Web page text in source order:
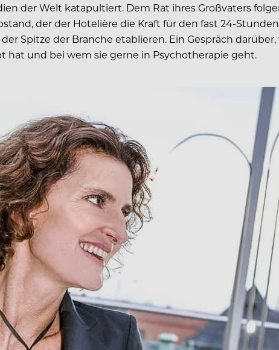
der Welt katapultiert. Dem Rat ihres Großvaters
der der Hotelière die Kraft für den fast 24-
Spitze der Branche etablieren. Ein Gespräch
hat und bei wem sie gerne in Psychotherapie geht.